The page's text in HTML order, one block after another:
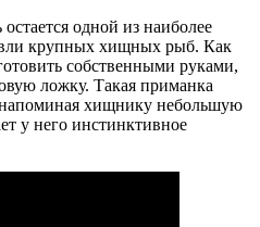
одной из наиболее
крупных хищных рыб. Как
собственными руками,
ложку. Такая приманка
напоминая хищнику небольшую
у него инстинктивное